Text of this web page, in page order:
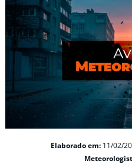
Elaborado em:11/02/